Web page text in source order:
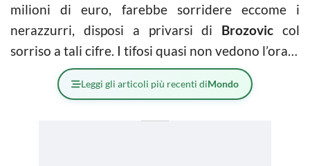
milioni di euro, farebbe sorridere eccome i
nerazzurri, disposi a privarsi di Brozovic col
sorriso a tali cifre. I tifosi quasi non vedono l’ora…
Leggi gli articoli più recenti diMondo